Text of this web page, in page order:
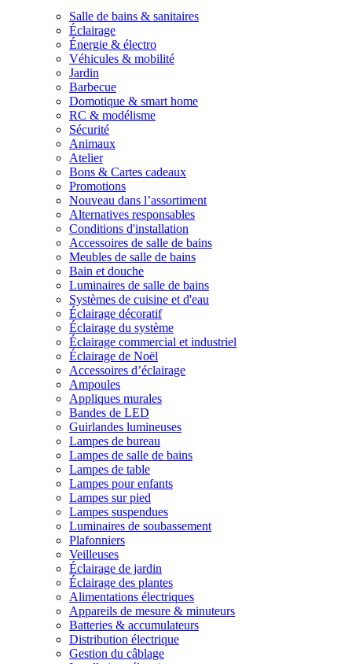
Salle de bains & sanitaires
Éclairage
Énergie & électro
Véhicules & mobilité
Jardin
Barbecue
Domotique & smart home
RC & modélisme
Sécurité
Animaux
Atelier
Bons & Cartes cadeaux
Promotions
Nouveau dans l’assortiment
Alternatives responsables
Conditions d'installation
Accessoires de salle de bains
Meubles de salle de bains
Bain et douche
Luminaires de salle de bains
Systèmes de cuisine et d'eau
Éclairage décoratif
Éclairage du système
Éclairage commercial et industriel
Éclairage de Noël
Accessoires d’éclairage
Ampoules
Appliques murales
Bandes de LED
Guirlandes lumineuses
Lampes de bureau
Lampes de salle de bains
Lampes de table
Lampes pour enfants
Lampes sur pied
Lampes suspendues
Luminaires de soubassement
Plafonniers
Veilleuses
Éclairage de jardin
Éclairage des plantes
Alimentations électriques
Appareils de mesure & minuteurs
Batteries & accumulateurs
Distribution électrique
Gestion du câblage